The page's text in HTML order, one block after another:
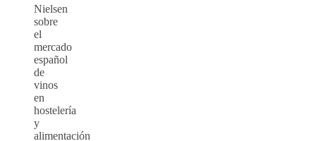
Nielsen
sobre
el
mercado
español
de
vinos
en
hostelería
y
alimentación